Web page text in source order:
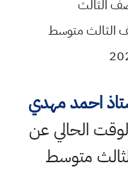
الثالث
الثالث متوسط
احمد مهدي
الحالي عن
متوسط